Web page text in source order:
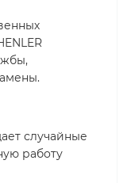
случайные
работу